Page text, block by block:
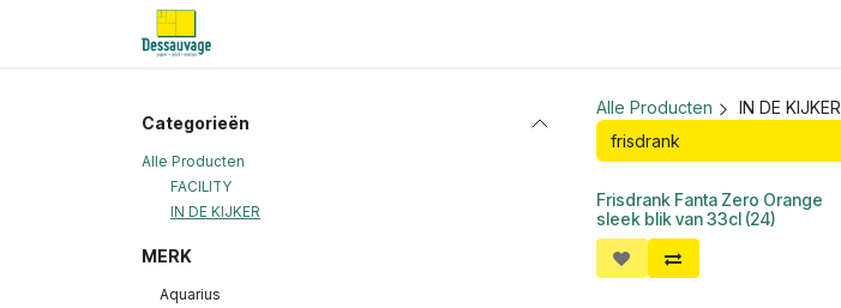
Overslaan naar inhoud
Categorieën
Alle Producten
FACILITY
IN DE KIJKER
MERK
Aquarius
Alle Producten
IN DE KIJKER
Frisdrank Fanta Zero Orange
sleek blik van 33cl (24)